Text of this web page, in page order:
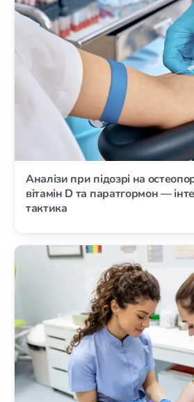
Аналізи при підозрі на
вітамін D та паратгормон —
тактика